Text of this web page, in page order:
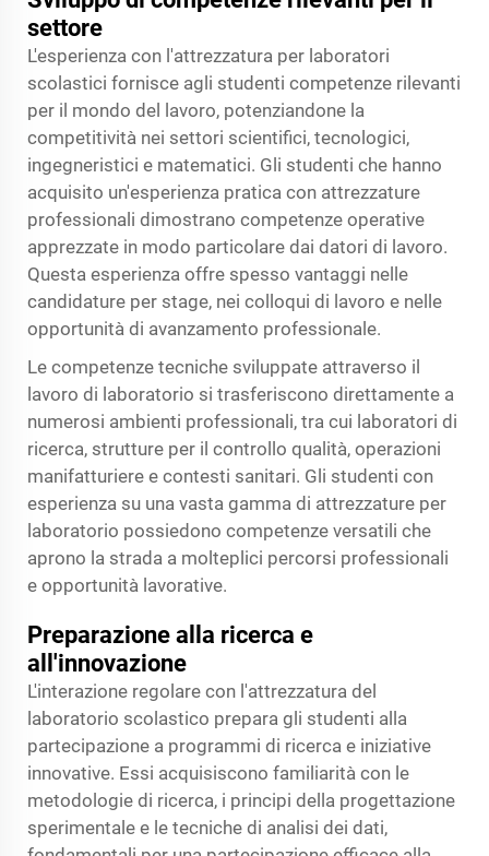
settore
L'esperienza con l'attrezzatura per laboratori
scolastici fornisce agli studenti competenze rilevanti
per il mondo del lavoro, potenziandone la
competitività nei settori scientifici, tecnologici,
ingegneristici e matematici. Gli studenti che hanno
acquisito un'esperienza pratica con attrezzature
professionali dimostrano competenze operative
apprezzate in modo particolare dai datori di lavoro.
Questa esperienza offre spesso vantaggi nelle
candidature per stage, nei colloqui di lavoro e nelle
opportunità di avanzamento professionale.
Le competenze tecniche sviluppate attraverso il
lavoro di laboratorio si trasferiscono direttamente a
numerosi ambienti professionali, tra cui laboratori di
ricerca, strutture per il controllo qualità, operazioni
manifatturiere e contesti sanitari. Gli studenti con
esperienza su una vasta gamma di attrezzature per
laboratorio possiedono competenze versatili che
aprono la strada a molteplici percorsi professionali
e opportunità lavorative.
Preparazione alla ricerca e
all'innovazione
L'interazione regolare con l'attrezzatura del
laboratorio scolastico prepara gli studenti alla
partecipazione a programmi di ricerca e iniziative
innovative. Essi acquisiscono familiarità con le
metodologie di ricerca, i principi della progettazione
sperimentale e le tecniche di analisi dei dati,